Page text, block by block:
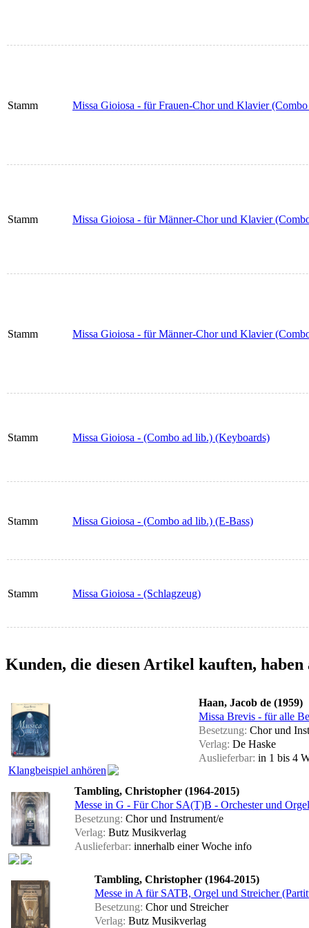
Stamm Missa Gioiosa - für Frauen-Chor und Klavier
Stamm Missa Gioiosa - für Männer-Chor und Klavier
Stamm Missa Gioiosa - für Männer-Chor und Klavier
Stamm Missa Gioiosa - (Combo ad lib.) (Keyboards)
Stamm Missa Gioiosa - (Combo ad lib.) (E-Bass)
Stamm Missa Gioiosa - (Schlagzeug)
Kunden, die diesen Artikel kauften,
Klangbeispiel anhören
Haan, Jacob de (1959)
Missa Brevis - für alle
Besetzung: Chor und
Verlag: De Haske
Auslieferbar: in 1 bis 4
Tambling, Christopher (1964-2015)
Messe in G - Für Chor SA(T)B - Orchester und
Besetzung: Chor und Instrument/e
Verlag: Butz Musikverlag
Auslieferbar: innerhalb einer Woche info
Tambling, Christopher (1964-2015)
Messe in A für SATB, Orgel und Streicher
Besetzung: Chor und Streicher
Verlag: Butz Musikverlag